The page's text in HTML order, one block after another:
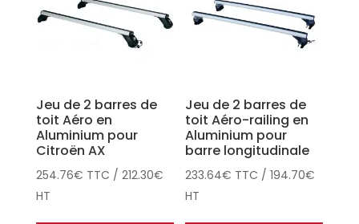
Jeu de 2 barres de
toit Aéro en
Aluminium pour
Citroën AX
254.76€ TTC / 212.30€
HT
Jeu de 2 barres de
toit Aéro-railing en
Aluminium pour
barre longitudinale
233.64€ TTC /194.70€
HT